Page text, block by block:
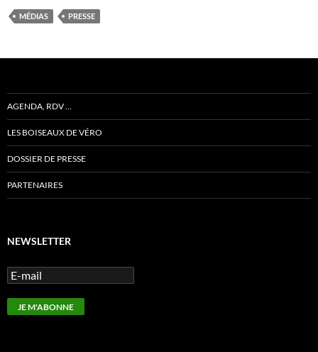
MÉDIAS PRESSE
AGENDA, RDV …
LES BOISEAUX DE VÉRO
DOSSIER DE PRESSE
PARTENAIRES
NEWSLETTER